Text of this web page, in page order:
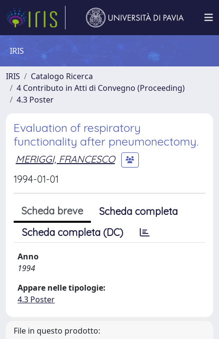
IRIS
IRIS
Catalogo Ricerca
4 Contributo in Atti di Convegno (Proceeding)
4.3 Poster
Evaluation of respiratory
functionality after pneumonectomy.
MERIGGI, FRANCESCO
1994-01-01
Scheda breve
Scheda completa
Scheda completa (DC)
Anno
1994
Appare nelle tipologie:
4.3 Poster
File in questo prodotto: